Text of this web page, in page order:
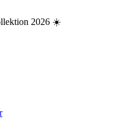
2026 ☀️